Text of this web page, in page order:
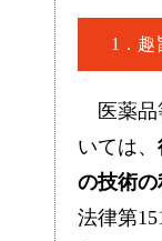
1．趣
医薬品
いては、
の技術
法律第